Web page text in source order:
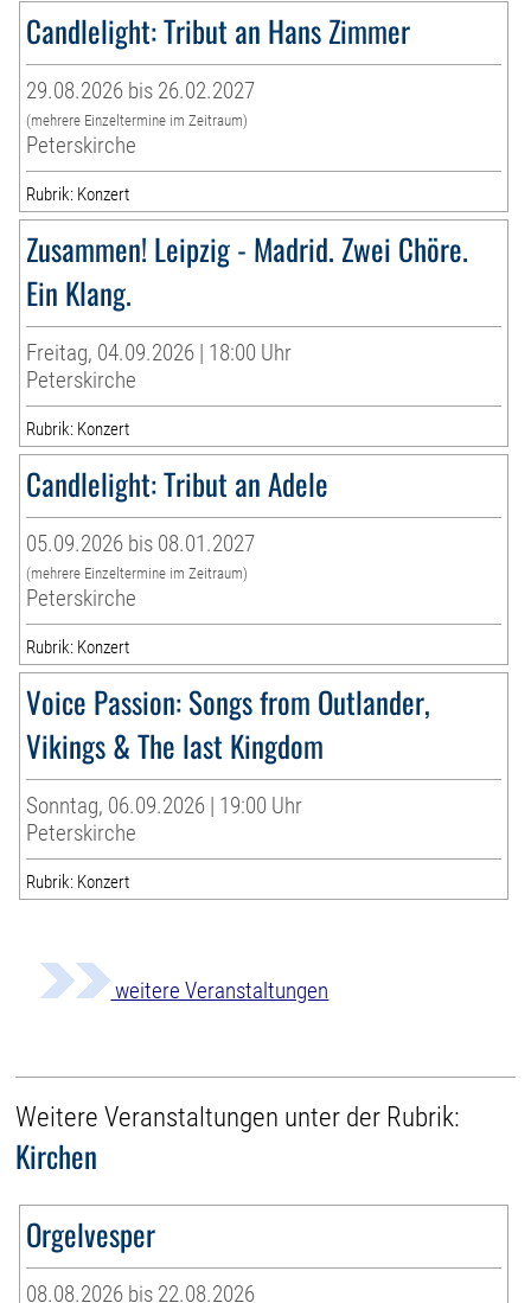
Candlelight: Tribut an Hans Zimmer
29.08.2026 bis 26.02.2027
(mehrere Einzeltermine im Zeitraum)
Peterskirche
Rubrik: Konzert
Zusammen! Leipzig - Madrid. Zwei Chöre.
Ein Klang.
Freitag, 04.09.2026 | 18:00 Uhr
Peterskirche
Rubrik: Konzert
Candlelight: Tribut an Adele
05.09.2026 bis 08.01.2027
(mehrere Einzeltermine im Zeitraum)
Peterskirche
Rubrik: Konzert
Voice Passion: Songs from Outlander,
Vikings & The last Kingdom
Sonntag, 06.09.2026 | 19:00 Uhr
Peterskirche
Rubrik: Konzert
weitere Veranstaltungen
Weitere Veranstaltungen unter der Rubrik:
Kirchen
Orgelvesper
08.08.2026 bis 22.08.2026